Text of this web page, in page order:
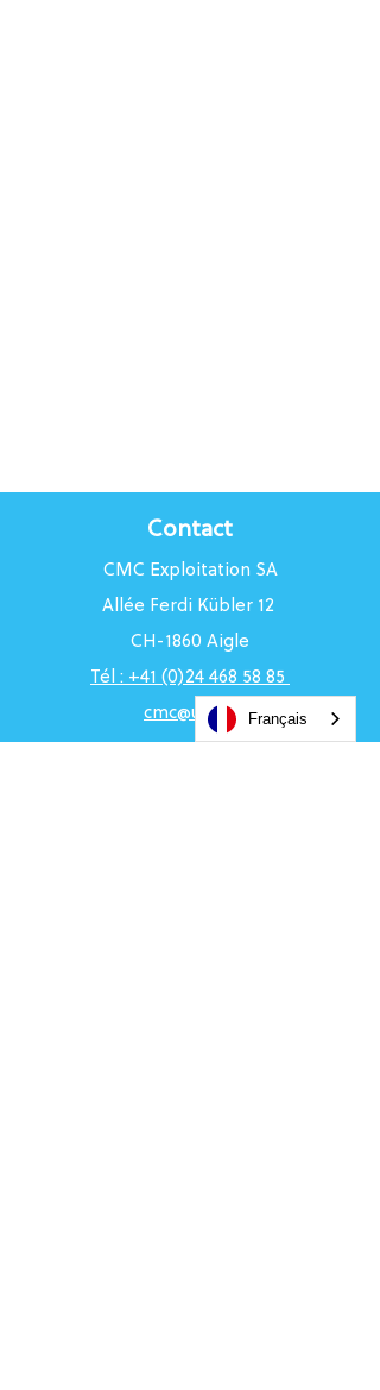
Contact
CMC Exploitation SA
Allée Ferdi Kübler 12
CH-1860 Aigle
Tél : +41 (0)24 468 58 85
cmc@uci.ch
Français